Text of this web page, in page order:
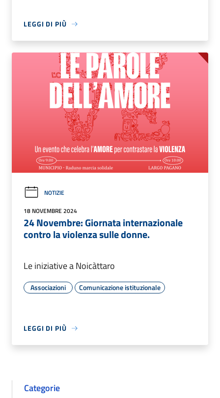
LEGGI DI PIÙ
NOTIZIE
18 NOVEMBRE 2024
24 Novembre: Giornata internazionale
contro la violenza sulle donne.
Le iniziative a Noicàttaro
Associazioni Comunicazione istituzionale
LEGGI DI PIÙ
Categorie